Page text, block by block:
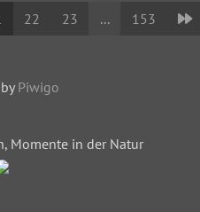
22 23 ... 153
Piwigo
Momente in der Natur